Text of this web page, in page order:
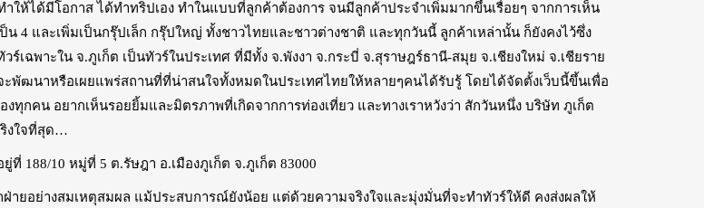
ให้ได้มีโอกาส ได้ทำทริปเอง ทำในแบบที่ลูกค้าต้องการ จนมีลูกค้าประจำเพิ่มมากขึ้นเรื่อยๆ จากการเห็น
4 และเพิ่มเป็นกรุ๊ปเล็ก กรุ๊ปใหญ่ ทั้งชาวไทยและชาวต่างชาติ และทุกวันนี้ ลูกค้าเหล่านั้น ก็ยังคงไว้ซึ่ง
ฉพาะใน จ.ภูเก็ต เป็นทัวร์ในประเทศ ที่มีทั้ง จ.พังงา จ.กระบี่ จ.สุราษฎร์ธานี-สมุย จ.เชียงใหม่ จ.เชียราย
พัฒนาหรือเผยแพร่สถานที่ที่น่าสนใจทั้งหมดในประเทศไทยให้หลายๆคนได้รับรู้ โดยได้จัดตั้งเว็บนี้ขึ้นเพื่อ
กคน อยากเห็นรอยยิ้มและมิตรภาพที่เกิดจากการท่องเที่ยว และทางเราหวังว่า สักวันหนึ่ง บริษัท ภูเก็ต
งใจที่สุด…
188/10 หมู่ที่ 5 ต.รัษฎา อ.เมืองภูเก็ต จ.ภูเก็ต 83000
ฝ่ายอย่างสมเหตุสมผล แม้ประสบการณ์ยังน้อย แต่ด้วยความจริงใจและมุ่งมั่นที่จะทำทัวร์ให้ดี คงส่งผลให้